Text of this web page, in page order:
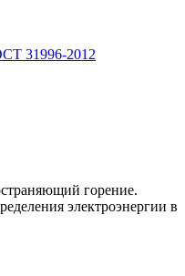
31996-2012
горение.
электроэнергии в